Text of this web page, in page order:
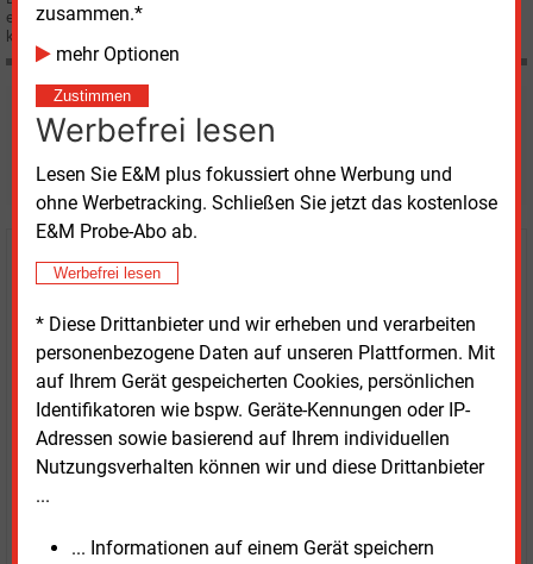
zusammen.*
mehr Optionen
Zustimmen
Werbefrei lesen
Lesen Sie E&M plus fokussiert ohne Werbung und
ohne Werbetracking. Schließen Sie jetzt das kostenlose
E&M Probe-Abo ab.
Werbefrei lesen
* Diese Drittanbieter und wir erheben und verarbeiten
personenbezogene Daten auf unseren Plattformen. Mit
auf Ihrem Gerät gespeicherten Cookies, persönlichen
Identifikatoren wie bspw. Geräte-Kennungen oder IP-
Adressen sowie basierend auf Ihrem individuellen
Nutzungsverhalten können wir und diese Drittanbieter
...
... Informationen auf einem Gerät speichern
einen 7-Punkte-Plan für eine Ausbauoffensive vor, damit dem Kohleausstieg
keine Stromlücke folgt.
Möchten Sie diese und
weitere Nachrichten lesen?
Kaufen Sie den Artikel
erhalten Sie sofort diesen redaktionellen Beitrag für
nur €8.93
JETZT ARTIKEL KAUFEN